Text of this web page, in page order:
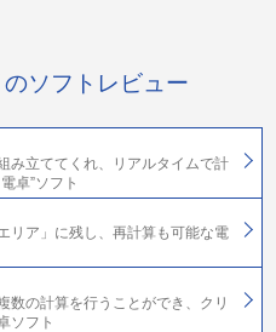
のソフトレビュー
み立ててくれ、リアルタイムで計
卓”ソフト
リア」に残し、再計算も可能な電
数の計算を行うことができ、クリ
ソフト